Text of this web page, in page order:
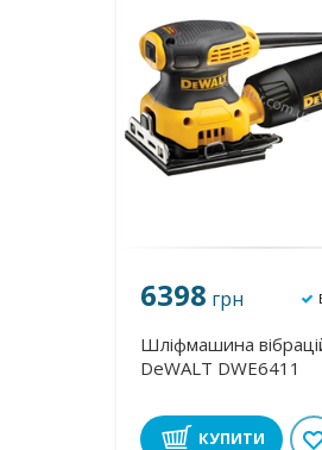
6398 грн
Шліфмашина
DeWALT DWE6411
КУПИТИ